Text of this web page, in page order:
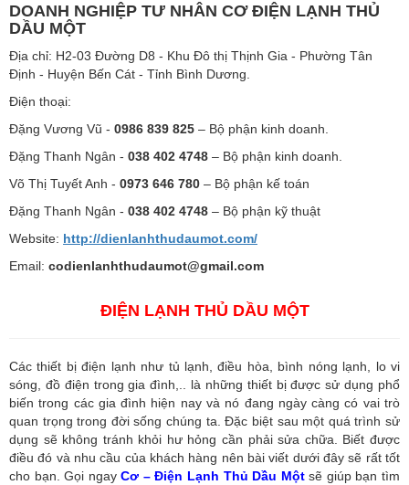
DOANH NGHIỆP TƯ NHÂN CƠ ĐIỆN LẠNH THỦ
DẦU MỘT
Địa chỉ: H2-03 Đường D8 - Khu Đô thị Thịnh Gia - Phường Tân
Định - Huyện Bến Cát - Tỉnh Bình Dương.
Điện thoại:
Đặng Vương Vũ - 0986 839 825 – Bộ phận kinh doanh.
Đặng Thanh Ngân - 038 402 4748 – Bộ phận kinh doanh.
Võ Thị Tuyết Anh - 0973 646 780 – Bộ phận kế toán
Đặng Thanh Ngân - 038 402 4748 – Bộ phận kỹ thuật
Website: http://dienlanhthudaumot.com/
Email: codienlanhthudaumot@gmail.com
ĐIỆN LẠNH THỦ DẦU MỘT
Các thiết bị điện lạnh như tủ lạnh, điều hòa, bình nóng lạnh, lo vi
sóng, đồ điện trong gia đình,.. là những thiết bị được sử dụng phổ
biến trong các gia đình hiện nay và nó đang ngày càng có vai trò
quan trọng trong đời sống chúng ta. Đặc biệt sau một quá trình sử
dụng sẽ không tránh khỏi hư hỏng cần phải sửa chữa. Biết được
điều đó và nhu cầu của khách hàng nên bài viết dưới đây sẽ rất tốt
cho bạn. Gọi ngayCơ – Điện Lạnh Thủ Dầu Một sẽ giúp bạn tìm